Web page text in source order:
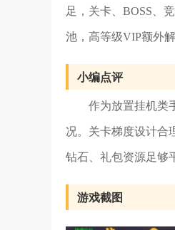
足，关卡、BOSS、
池，高等级VIP额外
小编点评
作为放置挂机类
况。关卡梯度设计合
钻石、礼包资源足够
游戏截图